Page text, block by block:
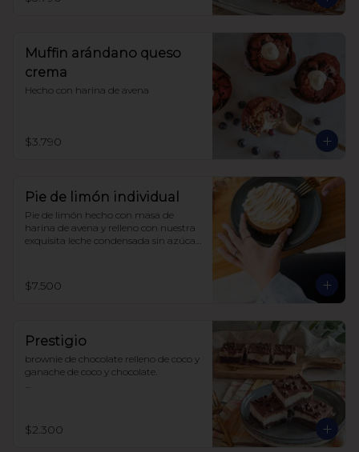
Muffin arándano queso
crema
Hecho con harina de avena
$3.790
Pie de limón individual
Pie de limón hecho con masa de
harina de avena y relleno con nuestra
exquisita leche condensada sin azúcar
suizo. Todo endulzado con alulosa.
$7.500
Prestigio
brownie de chocolate relleno de coco y
ganache de coco y chocolate.
sin soya
con harina de avena
$2.300